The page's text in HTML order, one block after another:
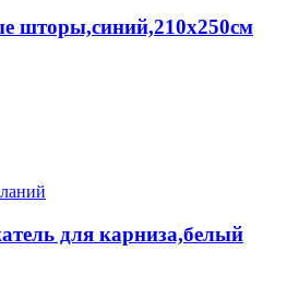
шторы,синий,210х250см
для карниза,белый